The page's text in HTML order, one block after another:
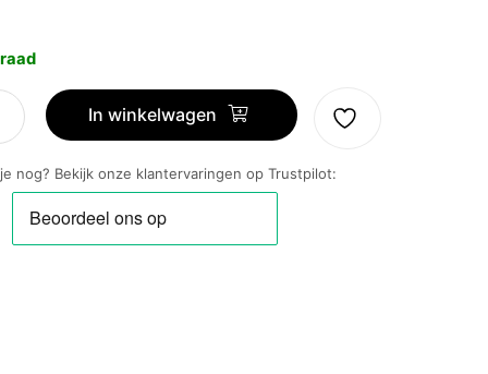
In winkelwagen
nog? Bekijk onze klantervaringen op Trustpilot: